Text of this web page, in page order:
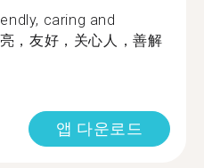
caring and
，友好，关心人，善解
앱 다운로드